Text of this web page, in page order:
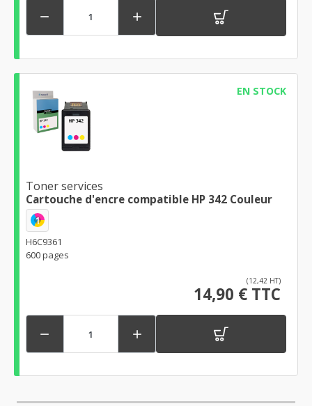
 
EN STOCK
Toner services
Cartouche d'encre compatible HP 342 Couleur
1
H6C9361
600 pages
(12,42 HT)
14,90 € TTC
 